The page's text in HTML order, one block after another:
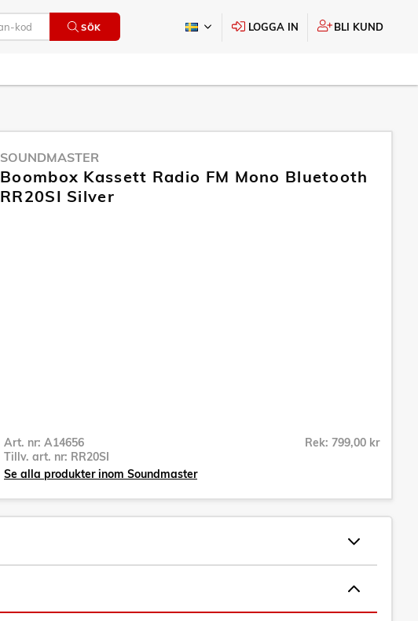
SÖK LOGGA IN BLI KUND
SOUNDMASTER
Boombox Kassett Radio FM Mono Bluetooth
RR20SI Silver
Art. nr: A14656
Tillv. art. nr: RR20SI
Rek: 799,00 kr
Se alla produkter inom Soundmaster